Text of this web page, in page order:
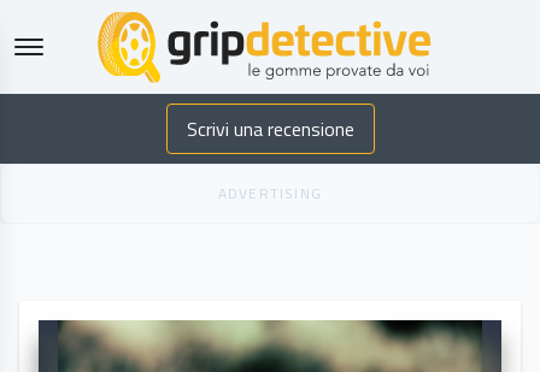
GripDetective
Scrivi una recensione